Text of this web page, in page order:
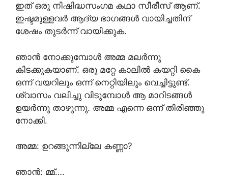
ഇത് ഒരു നിഷിദ്ധസംഗമ കഥാ സീരീസ് ആണ്.
ഇഷ്ടമുള്ളവർ ആദ്യ ഭാഗങ്ങൾ വായിച്ചതിന്
ശേഷം തുടർന്ന് വായിക്കുക.
ഞാൻ നോക്കുമ്പോൾ അമ്മ മലർന്നു
കിടക്കുകയാണ്. ഒരു മറ്റേ കാലിൽ കയറ്റി കൈ
ഒന്ന് വയറിലും ഒന്ന് നെറ്റിയിലും വെച്ചിട്ടുണ്ട്.
ശ്വാസം വലിച്ചു വിടുമ്പോൾ ആ മാറിടങ്ങൾ
ഉയർന്നു താഴുന്നു. അമ്മ എന്നെ ഒന്ന് തിരിഞ്ഞു
നോക്കി.
അമ്മ: ഉറങ്ങുന്നില്ലേ കണ്ണാ?
ഞാൻ: മ്മ്….